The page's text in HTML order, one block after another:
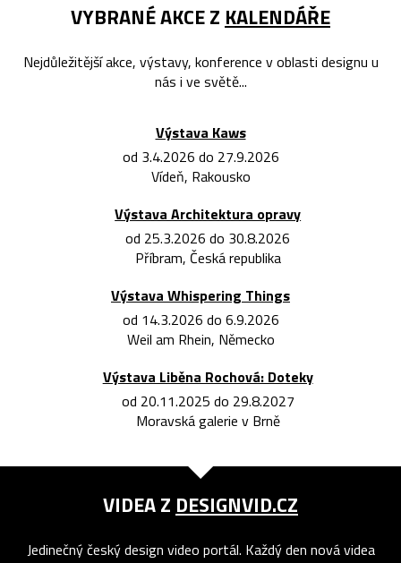
VYBRANÉ AKCE Z KALENDÁŘE
Nejdůležitější akce, výstavy, konference v oblasti designu u
nás i ve světě...
Výstava Kaws
od 3.4.2026 do 27.9.2026
Vídeň, Rakousko
Výstava Architektura opravy
od 25.3.2026 do 30.8.2026
Příbram, Česká republika
Výstava Whispering Things
od 14.3.2026 do 6.9.2026
Weil am Rhein, Německo
Výstava Liběna Rochová: Doteky
od 20.11.2025 do 29.8.2027
Moravská galerie v Brně
VIDEA Z DESIGNVID.CZ
Jedinečný český design video portál. Každý den nová videa